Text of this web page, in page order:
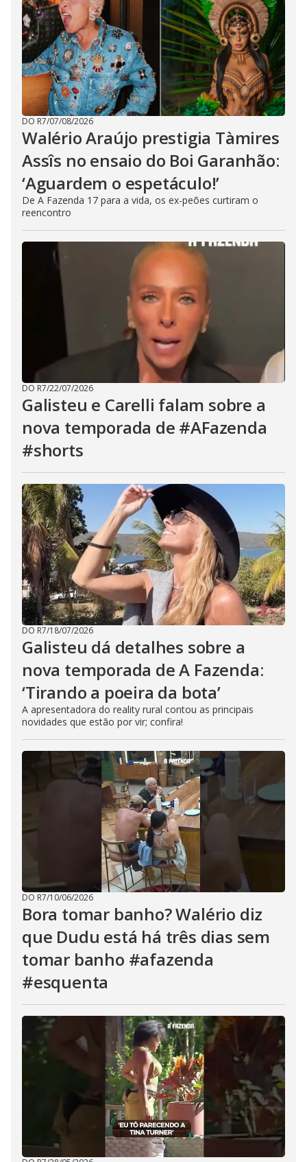
DO R7/07/08/2026
Walério Araújo prestigia Tàmires
Assîs no ensaio do Boi Garanhão:
‘Aguardem o espetáculo!’
De A Fazenda 17 para a vida, os ex-peões curtiram o
reencontro
DO R7/22/07/2026
Galisteu e Carelli falam sobre a
nova temporada de #AFazenda
#shorts
DO R7/18/07/2026
Galisteu dá detalhes sobre a
nova temporada de A Fazenda:
‘Tirando a poeira da bota’
A apresentadora do reality rural contou as principais
novidades que estão por vir; confira!
DO R7/10/06/2026
Bora tomar banho? Walério diz
que Dudu está há três dias sem
tomar banho #afazenda
#esquenta